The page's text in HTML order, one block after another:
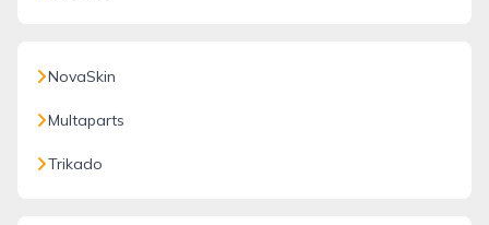
NovaSkin
Multaparts
Trikado